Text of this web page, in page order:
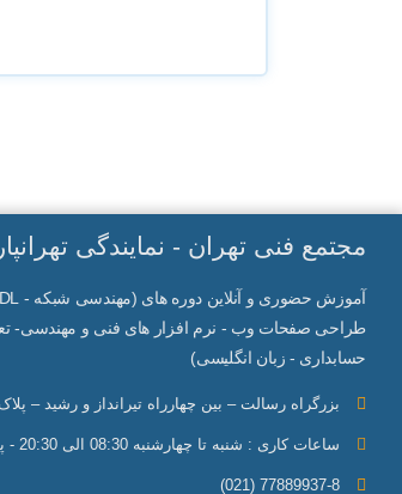
مجتمع فنی تهران - نمایندگی
آموزش حضوری و آنلاین دوره های (مهندسی شبکه -
طراحی صفحات وب - نرم افزار های فنی و مهندسی-
حسابداری - زبان انگلیسی)
بزرگراه رسالت – بین چهارراه تیرانداز و رشید – پلاک
ساعات کاری : شنبه تا چهارشنبه 08:30 الی 20:30 - پنجشنبه ها : 08:30 الی 19:30 - جمعه ها : 08:30 الی 17:30
77889937-8 (021)